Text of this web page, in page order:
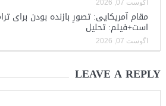
آگوست 07, 2026
مقام آمریکایی: تصورِ بازنده بودن برای
است+فیلم: تحلیل
آگوست 07, 2026
LEAVE A REPLY